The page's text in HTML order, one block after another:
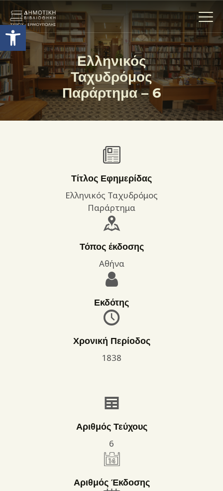
Ανοίξτε τη γραμμή εργαλείων
Ελληνικός
Ταχυδρόμος
Παράρτημα – 6
Η ΒΙΒΛΙΟΘΗΚΗ
ΟΙ ΣΥΛΛΟΓΈΣ
ΕΚΘΕΣΕΙΣ
ΥΠΗΡΕΣΙΕΣ
ΕΠΙΚΟΙΝΩΝΊΑ
ΌΡΟΙ ΧΡΉΣΗΣ
Τίτλος Εφημερίδας
Ελληνικός Ταχυδρόμος
Παράρτημα
Τόπος έκδοσης
Αθήνα
Εκδότης
Χρονική Περίοδος
1838
Αριθμός Τεύχους
6
Αριθμός Έκδοσης